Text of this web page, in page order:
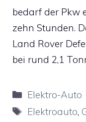
bedarf der Pkw
zehn Stunden.
Land Rover
bei rund 2,1
Kategorien
Elektro-Auto
Schlagwörter
Elektroauto,